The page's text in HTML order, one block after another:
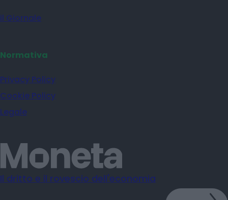
il Giornale
Normativa
Privacy Policy
Cookie Policy
Legale
Il dritto e il rovescio dell'economia